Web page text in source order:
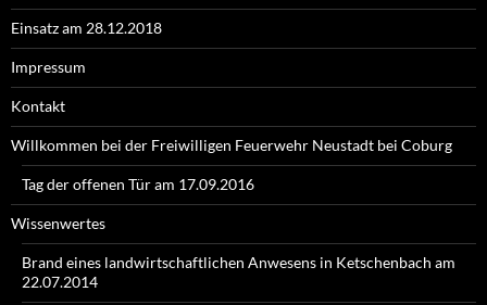
Einsatz am 28.12.2018
Impressum
Kontakt
Willkommen bei der Freiwilligen Feuerwehr Neustadt bei Coburg
Tag der offenen Tür am 17.09.2016
Wissenwertes
Brand eines landwirtschaftlichen Anwesens in Ketschenbach am
22.07.2014